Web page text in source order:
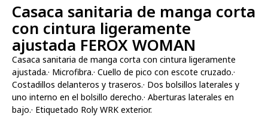
Casaca sanitaria de manga corta
con cintura ligeramente
ajustada FEROX WOMAN
Casaca sanitaria de manga corta con cintura ligeramente
ajustada.· Microfibra.· Cuello de pico con escote cruzado.·
Costadillos delanteros y traseros.· Dos bolsillos laterales y
uno interno en el bolsillo derecho.· Aberturas laterales en
bajo.· Etiquetado Roly WRK exterior.